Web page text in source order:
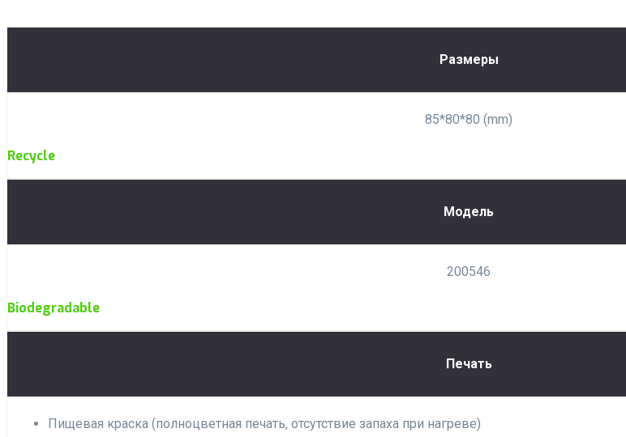
Размеры
85*80*80 (mm)
Recycle
Модель
200546
Biodegradable
Печать
Пищевая краска (полноцветная печать, отсутствие запаха при нагреве)